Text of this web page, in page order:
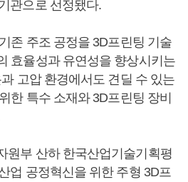
관으로 선정됐다.
존 주조 공정을 3D프린팅 기술
효율성과 유연성을 향상시키는
고압 환경에서도 견딜 수 있는
한 특수 소재와 3D프린팅 장비
원부 산하 한국산업기술기획평
업 공정혁신을 위한 주형 3D프